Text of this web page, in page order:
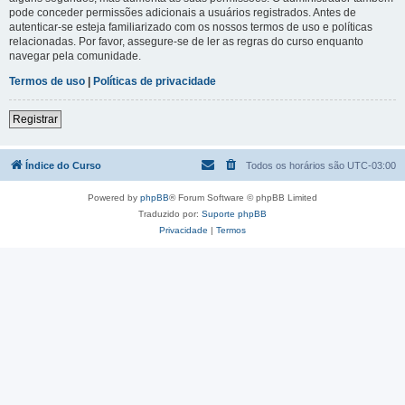
pode conceder permissões adicionais a usuários registrados. Antes de
autenticar-se esteja familiarizado com os nossos termos de uso e políticas
relacionadas. Por favor, assegure-se de ler as regras do curso enquanto
navegar pela comunidade.
Termos de uso | Políticas de privacidade
Registrar
Índice do Curso Todos os horários são UTC-03:00
Powered by phpBB® Forum Software © phpBB Limited
Traduzido por: Suporte phpBB
Privacidade | Termos